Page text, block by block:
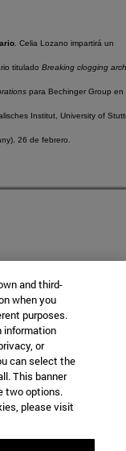
. Celia Lozano impartirá un
titulado Breaking clogging
para Bechinger Group en
Institut, University of
26 de febrero.
and third-
when you
purposes.
information
or
can select the
This banner
two options.
please visit